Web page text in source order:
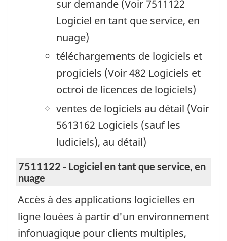
sur demande (Voir 7511122
Logiciel en tant que service, en
nuage)
téléchargements de logiciels et
progiciels (Voir 482 Logiciels et
octroi de licences de logiciels)
ventes de logiciels au détail (Voir
5613162 Logiciels (sauf les
ludiciels), au détail)
7511122 - Logiciel en tant que service, en
nuage
Accès à des applications logicielles en
ligne louées à partir d'un environnement
infonuagique pour clients multiples,